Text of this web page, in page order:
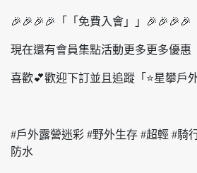
🎉🎉🎉🎉「「免費入會」」🎉🎉🎉🎉
現在還有會員集點活動更多更多優惠
喜歡💕歡迎下訂並且追蹤「⭐️星攀戶
#戶外露營迷彩 #野外生存 #超輕 #騎
防水